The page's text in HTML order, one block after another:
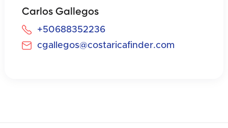
Carlos Gallegos
+50688352236
cgallegos@costaricafinder.com